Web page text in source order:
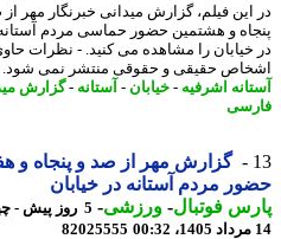
فیلم، گزارش میدانی خبرنگار مهر از صد و
و هشتمین حضور حماسی مردم آستانه
را مشاهده می کنید. - نظرات حاوی
حقیقی و حقوقی منتشر نمی شود.
اشرفیه-خیابان-آستانه-گزارش میدانی
گزارش مهر از صد و پنجاه و
مردم آستانه در خیابان
فوتبال-ورزشی-
5 روز پیش -
82025555